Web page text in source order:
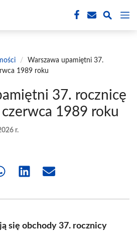
/
Warszawa upamiętni 37.
1989 roku
37. rocznicę
1989 roku
r.
Share Share
się obchody 37. rocznicy